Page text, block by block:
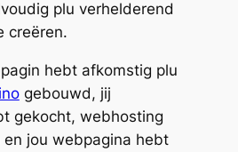
plu verhelderend
creëren.
hebt afkomstig plu
gebouwd, jij
gekocht, webhosting
jou webpagina hebt